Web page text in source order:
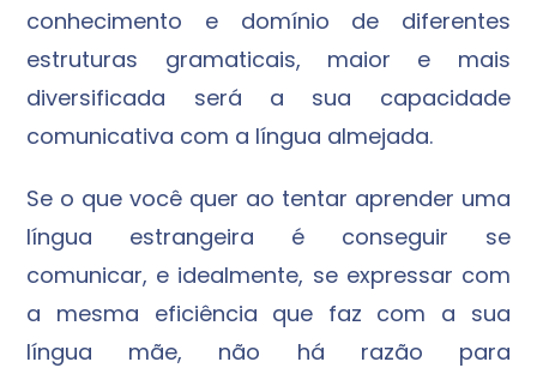
conhecimento e domínio de diferentes
estruturas gramaticais, maior e mais
diversificada será a sua capacidade
comunicativa com a língua almejada.
Se o que você quer ao tentar aprender uma
língua estrangeira é conseguir se
comunicar, e idealmente, se expressar com
a mesma eficiência que faz com a sua
língua mãe, não há razão para